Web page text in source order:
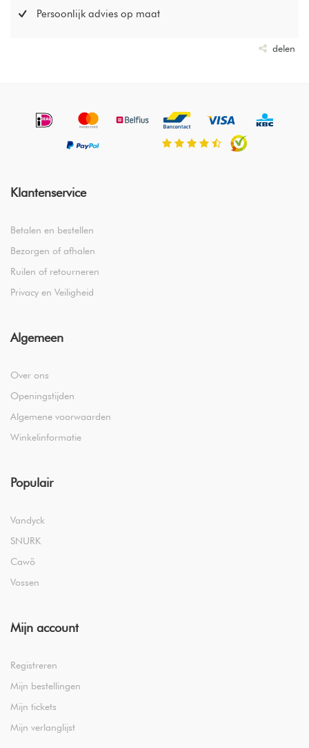
Persoonlijk advies op maat
delen
Klantenservice
Betalen en bestellen
Bezorgen of afhalen
Ruilen of retourneren
Privacy en Veiligheid
Algemeen
Over ons
Openingstijden
Algemene voorwaarden
Winkelinformatie
Populair
Vandyck
SNURK
Cawö
Vossen
Mijn account
Registreren
Mijn bestellingen
Mijn tickets
Mijn verlanglijst